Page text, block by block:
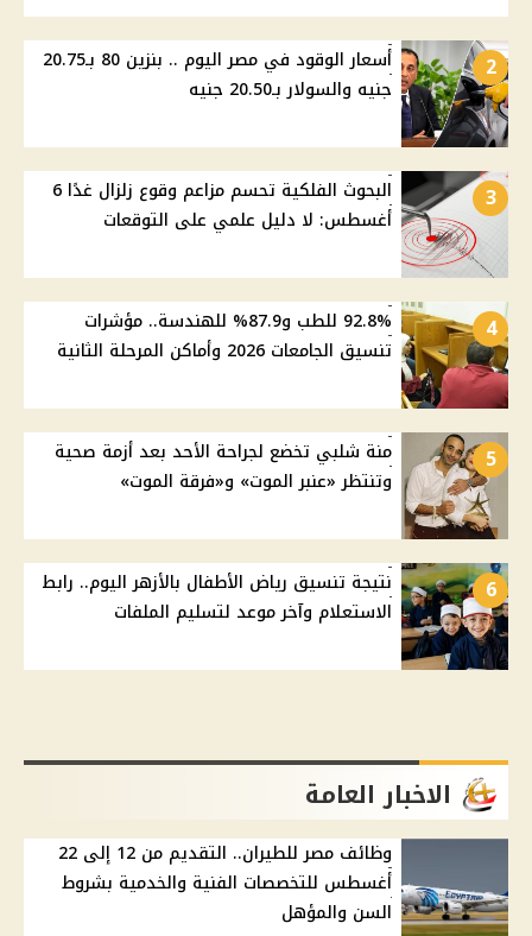
2
أسعار الوقود في مصر اليوم .. بنزين 80 بـ20.75
جنيه والسولار بـ20.50 جنيه
3
البحوث الفلكية تحسم مزاعم وقوع زلزال غدًا 6
أغسطس: لا دليل علمي على التوقعات
4
92.8% للطب و87.9% للهندسة.. مؤشرات
تنسيق الجامعات 2026 وأماكن المرحلة الثانية
5
منة شلبي تخضع لجراحة الأحد بعد أزمة صحية
وتنتظر «عنبر الموت» و«فرقة الموت»
6
نتيجة تنسيق رياض الأطفال بالأزهر اليوم.. رابط
الاستعلام وآخر موعد لتسليم الملفات
الاخبار العامة
وظائف مصر للطيران.. التقديم من 12 إلى 22
أغسطس للتخصصات الفنية والخدمية بشروط
السن والمؤهل